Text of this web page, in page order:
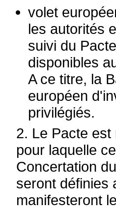
volet
les autorités
suivi du
disponibles
A ce titre, la
européen
privilégiés.
2. Le Pacte est
pour laquelle
Concertation
seront définies
manifesteront